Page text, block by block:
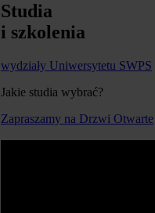
Studia
i szkolenia
wydziały Uniwersytetu SWPS
Jakie studia wybrać?
Zapraszamy na Drzwi Otwarte